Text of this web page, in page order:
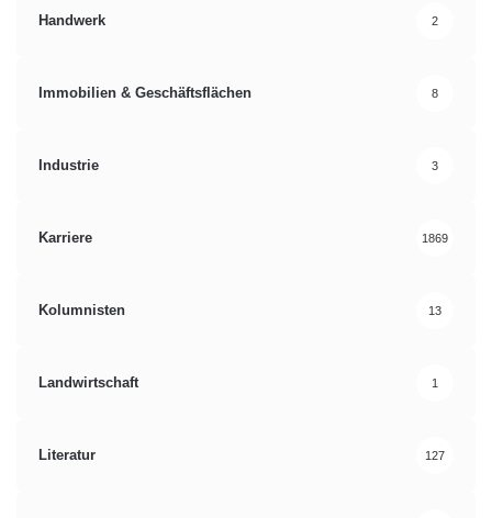
Handwerk 2
Immobilien & Geschäftsflächen 8
Industrie 3
Karriere 1869
Kolumnisten 13
Landwirtschaft 1
Literatur 127